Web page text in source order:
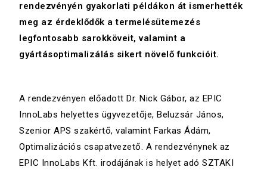
rendezvényén gyakorlati példákon át ismerhették
meg az érdeklődők a termelésütemezés
legfontosabb sarokköveit, valamint a
gyártásoptimalizálás sikert növelő funkcióit.
A rendezvényen előadott Dr. Nick Gábor, az EPIC
InnoLabs helyettes ügyvezetője, Beluzsár János,
Szenior APS szakértő, valamint Farkas Ádám,
Optimalizációs csapatvezető. A rendezvénynek az
EPIC InnoLabs Kft. irodájának is helyet adó SZTAKI